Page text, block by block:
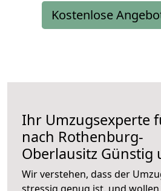
Kostenlose
Ihr Umzugsexperte
nach Rothenburg-
Oberlausitz Günstig
Wir verstehen, dass der